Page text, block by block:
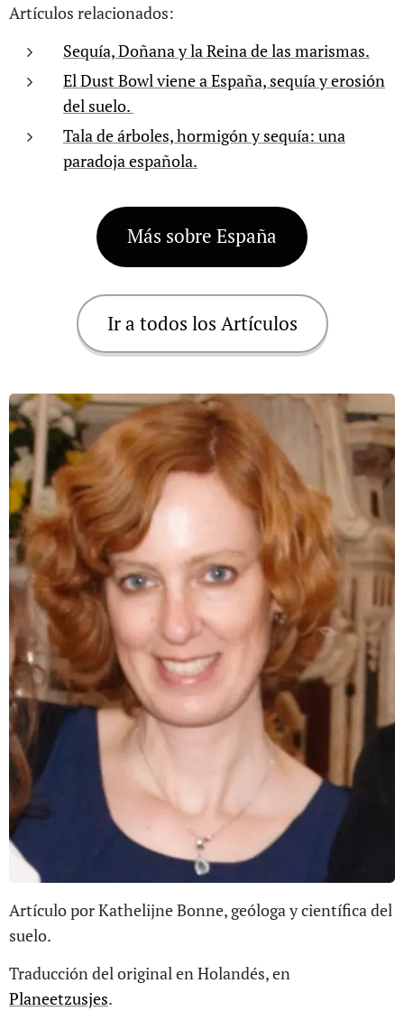
Artículos relacionados:
Sequía, Doñana y la Reina de las marismas.
El Dust Bowl viene a España, sequía y erosión
del suelo.
Tala de árboles, hormigón y sequía: una
paradoja española.
Más sobre España
Ir a todos los Artículos
Artículo por Kathelijne Bonne, geóloga y científica del
suelo.
Traducción del original en Holandés, en
Planeetzusjes.